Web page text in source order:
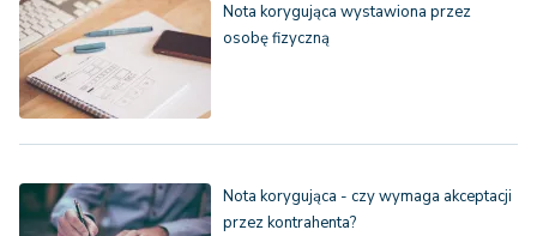
Nota korygująca wystawiona przez
osobę fizyczną
Nota korygująca - czy wymaga akceptacji
przez kontrahenta?